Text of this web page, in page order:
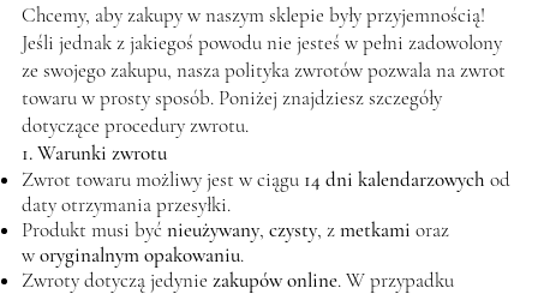
Chcemy, aby zakupy w naszym sklepie były przyjemnością!
Jeśli jednak z jakiegoś powodu nie jesteś w pełni zadowolony
ze swojego zakupu, nasza polityka zwrotów pozwala na zwrot
towaru w prosty sposób. Poniżej znajdziesz szczegóły
dotyczące procedury zwrotu.
1. Warunki zwrotu
Zwrot towaru możliwy jest w ciągu 14 dni kalendarzowych od
daty otrzymania przesyłki.
Produkt musi być nieużywany, czysty, zmetkami oraz
woryginalnym opakowaniu.
Zwroty dotyczą jedynie zakupów online. W przypadku